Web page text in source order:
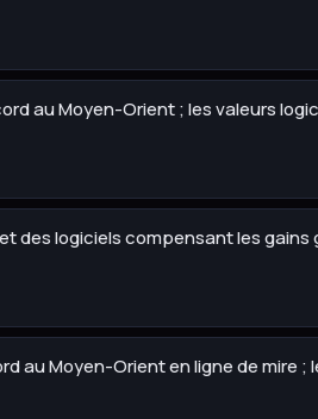
au Moyen-Orient ; les valeurs
des logiciels compensant les
au Moyen-Orient en ligne de